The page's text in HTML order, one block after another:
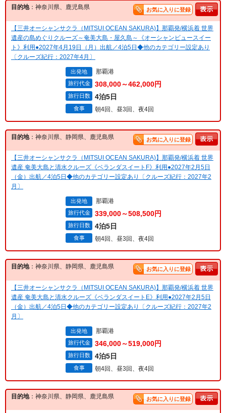
目的地：神奈川県、鹿児島県 お気に入りに登録
【三井オーシャンサクラ（MITSUI OCEAN SAKURA)】那覇発/横浜着 世界
遺産の島めぐりクルーズ～奄美大島・屋久島～《オーシャンビュースイー
ト》利用●2027年4月19日（月）出航／4泊5日◆他のカテゴリー設定あり
〔クルーズ紀行：2027年4月〕
出発地 那覇港
旅行代金 308,000～462,000円
旅行日数 4泊5日
食事 朝4回、昼3回、夜4回
目的地：神奈川県、静岡県、鹿児島県 お気に入りに登録
【三井オーシャンサクラ（MITSUI OCEAN SAKURA)】那覇発/横浜着 世界
遺産 奄美大島と清水クルーズ《ベランダスイートF》利用●2027年2月5日
（金）出航／4泊5日◆他のカテゴリー設定あり〔クルーズ紀行：2027年2
月〕
出発地 那覇港
旅行代金 339,000～508,500円
旅行日数 4泊5日
食事 朝4回、昼3回、夜4回
目的地：神奈川県、静岡県、鹿児島県 お気に入りに登録
【三井オーシャンサクラ（MITSUI OCEAN SAKURA)】那覇発/横浜着 世界
遺産 奄美大島と清水クルーズ《ベランダスイートE》利用●2027年2月5日
（金）出航／4泊5日◆他のカテゴリー設定あり〔クルーズ紀行：2027年2
月〕
出発地 那覇港
旅行代金 346,000～519,000円
旅行日数 4泊5日
食事 朝4回、昼3回、夜4回
目的地：神奈川県、静岡県、鹿児島県 お気に入りに登録